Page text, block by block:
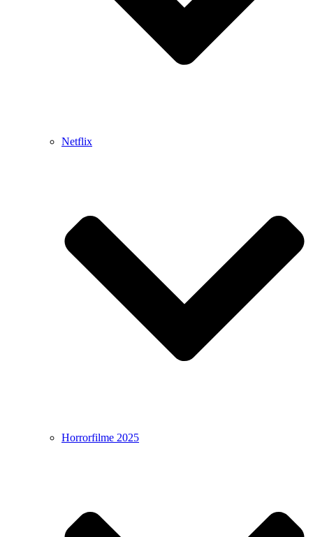
Netflix
Horrorfilme 2025